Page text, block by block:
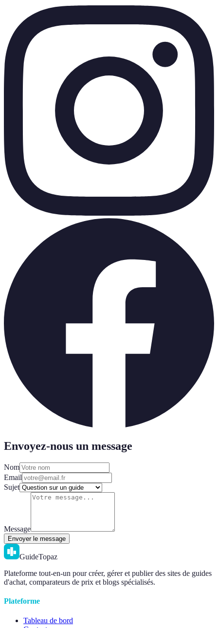
Envoyez-nous un message
Nom
Email
Sujet
Message
Envoyer le message
GuideTopaz
Plateforme tout-en-un pour créer, gérer et publier des sites de guides
d'achat, comparateurs de prix et blogs spécialisés.
Plateforme
Tableau de bord